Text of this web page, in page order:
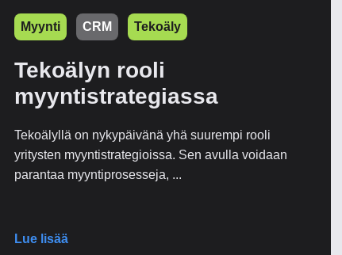
Myynti CRM Tekoäly
Tekoälyn rooli
myyntistrategiassa
Tekoälyllä on nykypäivänä yhä suurempi rooli
yritysten myyntistrategioissa. Sen avulla voidaan
parantaa myyntiprosesseja, ...
Lue lisää